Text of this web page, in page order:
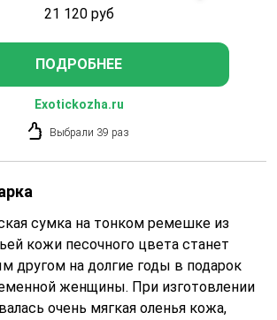
21 120 руб
ПОДРОБНЕЕ
Exotickozha.ru
Выбрали 39 раз
сумка на тонком ремешке из
кожи песочного цвета станет
другом на долгие годы в подарок
женщины. При изготовлении
очень мягкая оленья кожа,